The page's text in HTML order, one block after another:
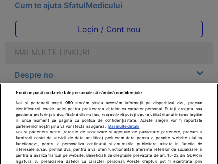
Cum te ajuta SfatulMedicului
Login / Cont nou
MAI MULTE LINKURI
Despre noi
Legal
Drepturile consumatorului
Parteneri
Nouă ne pasă ca datele tale personale să rămână confidențiale
Noi și partenerii noștri959 stocăm și/sau accesăm informații pe dispozitivul dvs., precum
identificatorii cookie unici pentru prelucrarea datelor cu caracter personal. Puteți accepta sau
gestiona preferințele dvs. făcând clic mai jos, respectiv vă puteți opune utilizării unui interes legitim
în orice moment pe pagina cu politica de confidențialitate. Aceste alegeri vor fi raportate
partenerilor noștri și nu vă vor afecta navigarea.
Mai multe detalii
Noi si partenerii nostri (retelele de socializare si agentiile de publicitate partenere, precum si
furnizorii nostri de servicii de date analitice) prelucram date pentru a permite website-ului sa
functioneze, pentru a personaliza continutul si anunturile publicitare afisate in functie de
interesele si/sau profilul dvs., pentru a va oferi functionalitati aferente retelelor de socializare si
pentru a analiza traficul pe website. Beneficiati de drepturile prevazute de art. 15-22 din GDPR in
legatura cu prelucrarea datelor cu caracter personal. Aceste drepturi pot fi exercitate prin